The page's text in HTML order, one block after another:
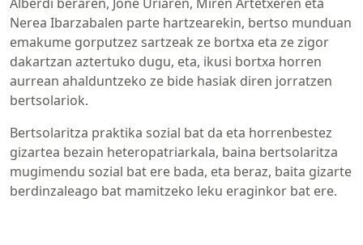
Nerea Ibarzabalen parte hartzearekin, bertso munduan
emakume gorputzez sartzeak ze bortxa eta ze zigor
dakartzan aztertuko dugu, eta, ikusi bortxa horren
aurrean ahalduntzeko ze bide hasiak diren jorratzen
bertsolariok.
Bertsolaritza praktika sozial bat da eta horrenbestez
gizartea bezain heteropatriarkala, baina bertsolaritza
mugimendu sozial bat ere bada, eta beraz, baita gizarte
berdinzaleago bat mamitzeko leku eraginkor bat ere.